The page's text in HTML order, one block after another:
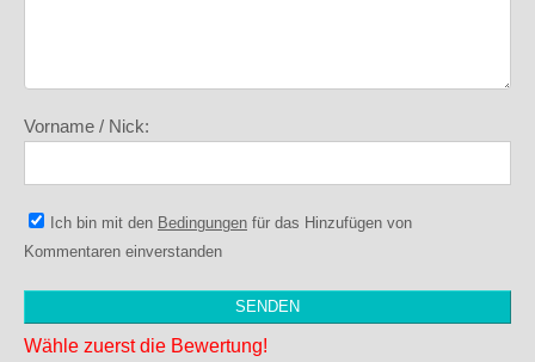
Vorname / Nick:
Ich bin mit den Bedingungen für das Hinzufügen von
Kommentaren einverstanden
Wähle zuerst die Bewertung!